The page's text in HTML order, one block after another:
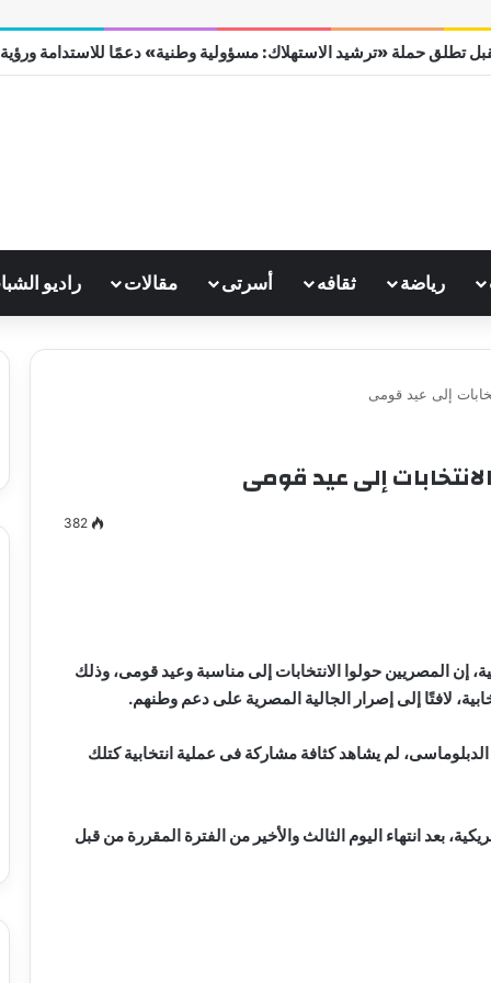
تطلق حملة «ترشيد الاستهلاك: مسؤولية وطنية» دعمًا للاستدامة ورؤية
رياضة ثقافه أسرتى مقالات راديو
إلى عيد قومى
إلى عيد قومى
382
إن المصريين حولوا الانتخابات إلى مناسبة وعيد قومى، وذلك
لافتًا إلى إصرار الجالية المصرية على دعم وطنهم.
عامًا قضاها فى العمل الدبلوماسى، لم يشاهد كثافة مشاركة فى عملية انتخابية كتلك
بعد انتهاء اليوم الثالث والأخير من الفترة المقررة من قبل
…. يكتب
القرن 21
سيف
الدين
….
ميلاد
ميلاد جديد